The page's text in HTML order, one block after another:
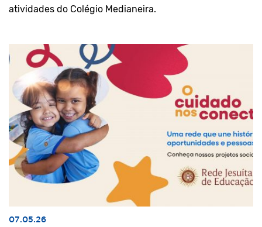
atividades do Colégio Medianeira.
07.05.26